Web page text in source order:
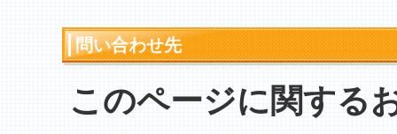
問い合わせ先
このページに関する